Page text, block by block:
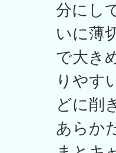
分にし
いに薄
で大き
りやす
どに削
あらか